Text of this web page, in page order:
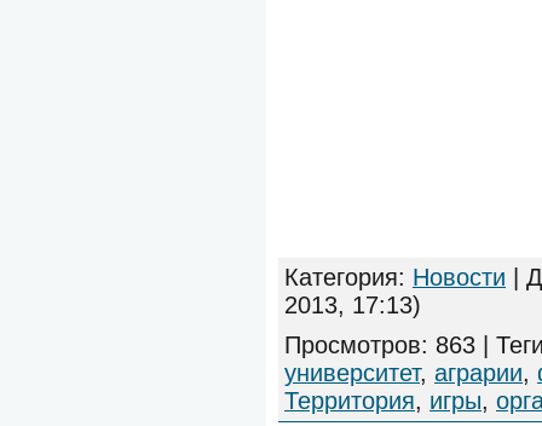
Категория: Новости |
2013, 17:13)
Просмотров: 863 |
университет, аграрии,
Территория, игры,